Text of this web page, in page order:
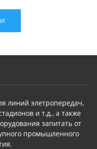
линий элетропередач,
и т.д., а также
запитать от
промышленного